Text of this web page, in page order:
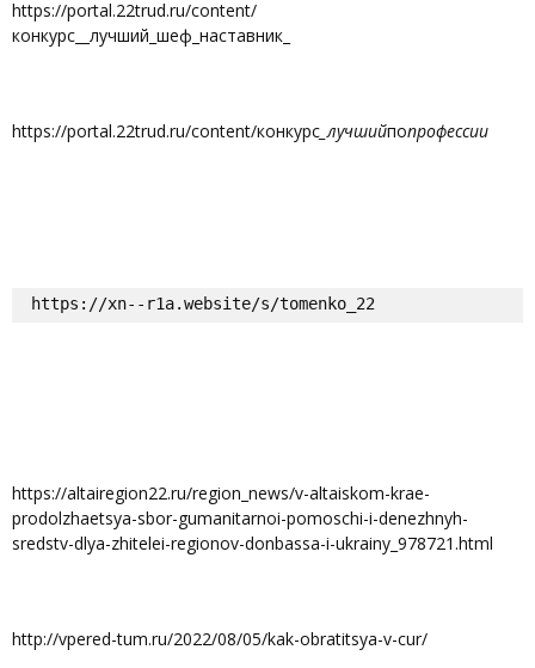
https://portal.22trud.ru/content/
конкурс__лучший_шеф_наставник_
https://portal.22trud.ru/content/конкурс _лучшийпопрофессии
https://xn--r1a.website/s/tomenko_22
https://altairegion22.ru/region_news/v-altaiskom-krae-
prodolzhaetsya-sbor-gumanitarnoi-pomoschi-i-denezhnyh-
sredstv-dlya-zhitelei-regionov-donbassa-i-ukrainy_978721.html
http://vpered-tum.ru/2022/08/05/kak-obratitsya-v-cur/